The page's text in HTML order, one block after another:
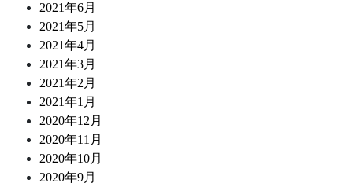
2021年6月
2021年5月
2021年4月
2021年3月
2021年2月
2021年1月
2020年12月
2020年11月
2020年10月
2020年9月